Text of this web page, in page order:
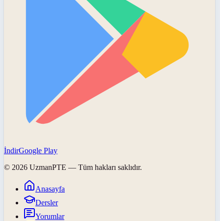
İndirGoogle Play
© 2026 UzmanPTE — Tüm hakları saklıdır.
Anasayfa
Dersler
Yorumlar